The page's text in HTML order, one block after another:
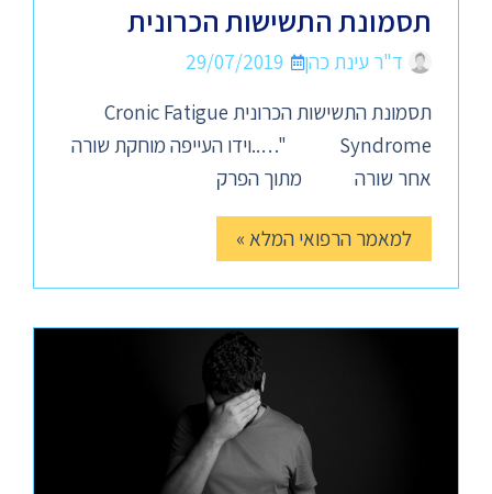
תסמונת התשישות הכרונית
ד"ר עינת כהן
29/07/2019
תסמונת התשישות הכרונית Cronic Fatigue
Syndrome "…..וידו העייפה מוחקת שורה
אחר שורה מתוך הפרק
למאמר הרפואי המלא »